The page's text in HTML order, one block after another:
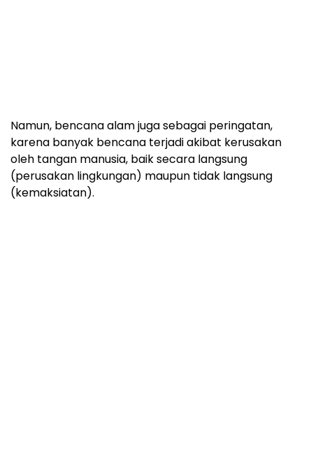
Namun, bencana alam juga sebagai peringatan,
karena banyak bencana terjadi akibat kerusakan
oleh tangan manusia, baik secara langsung
(perusakan lingkungan) maupun tidak langsung
(kemaksiatan).